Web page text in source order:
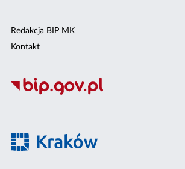
Redakcja BIP MK
Kontakt